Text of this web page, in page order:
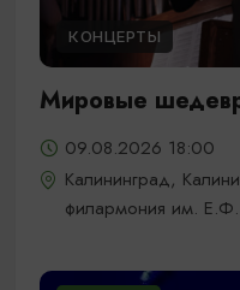
КОНЦЕРТЫ
Мировые
09.08.2026 18:00
Калининград,
филармония им. Е.Ф.